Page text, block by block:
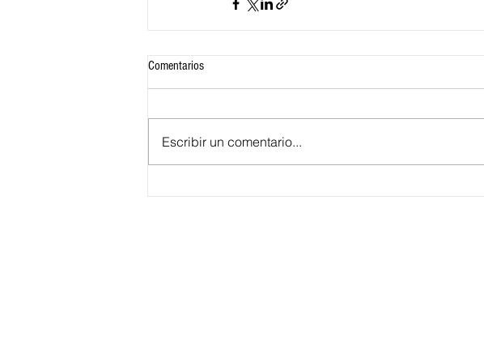
Comentarios
Escribir un comentario...